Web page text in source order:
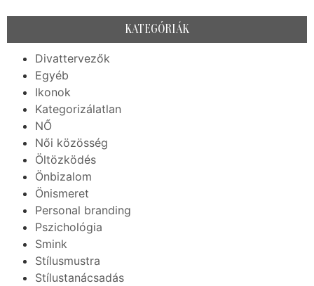
KATEGÓRIÁK
Divattervezők
Egyéb
Ikonok
Kategorizálatlan
NŐ
Női közösség
Öltözködés
Önbizalom
Önismeret
Personal branding
Pszichológia
Smink
Stílusmustra
Stílustanácsadás